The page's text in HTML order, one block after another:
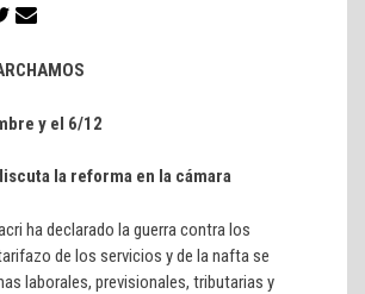
y el 6/12
la reforma en la cámara
ha declarado la guerra contra los
de los servicios y de la nafta se
laborales, previsionales, tributarias y